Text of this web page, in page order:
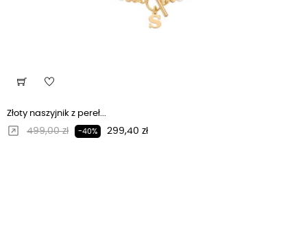
Złoty naszyjnik z pereł...
Regularna cena
499,00 zł -40% Cena
299,40 zł